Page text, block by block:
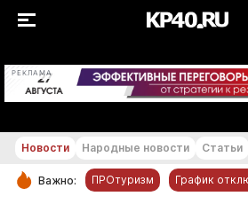
РЕКЛАМА
Новости Народные новости Статьи
Важно: ПРОтуризм График